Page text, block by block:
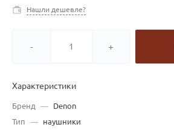
Нашли дешевле?
- +
Характеристики
Бренд —
Denon
Тип
—
наушники